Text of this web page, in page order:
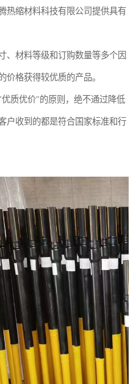
热缩材料科技有限公司提供具有
、材料等级和订购数量等多个因
价格获得较优质的产品。
质优价"的原则，绝不通过降低
户收到的都是符合国家标准和行